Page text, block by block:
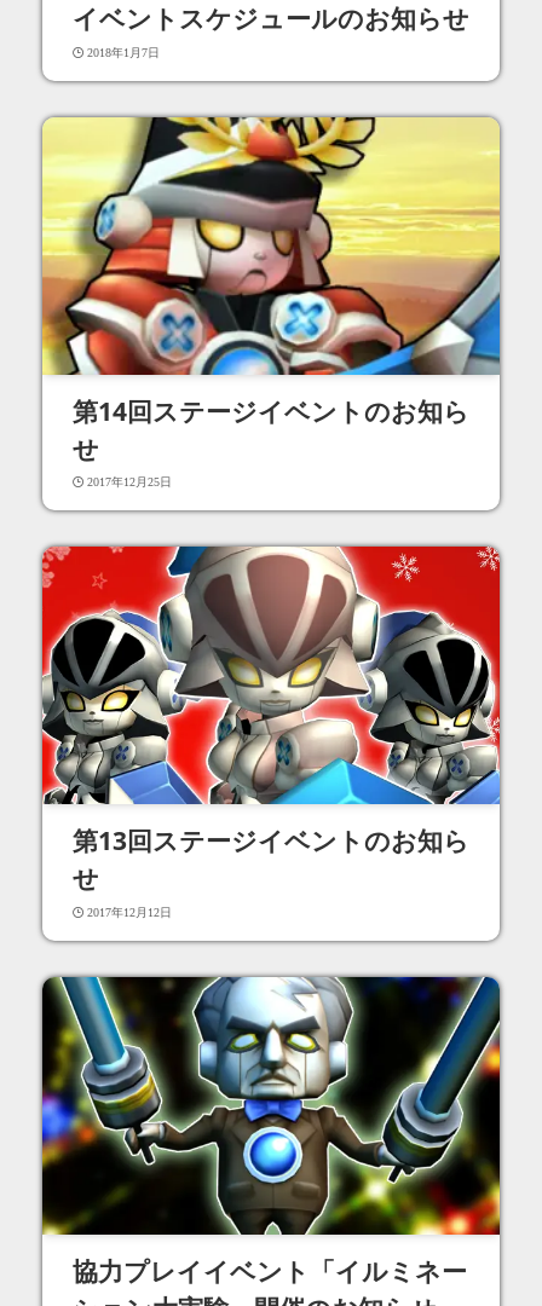
イベントスケジュールのお知らせ
2018年1月7日
第14回ステージイベントのお知ら
せ
2017年12月25日
第13回ステージイベントのお知ら
せ
2017年12月12日
協力プレイイベント「イルミネー